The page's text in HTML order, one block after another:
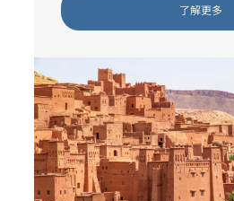
了解更多